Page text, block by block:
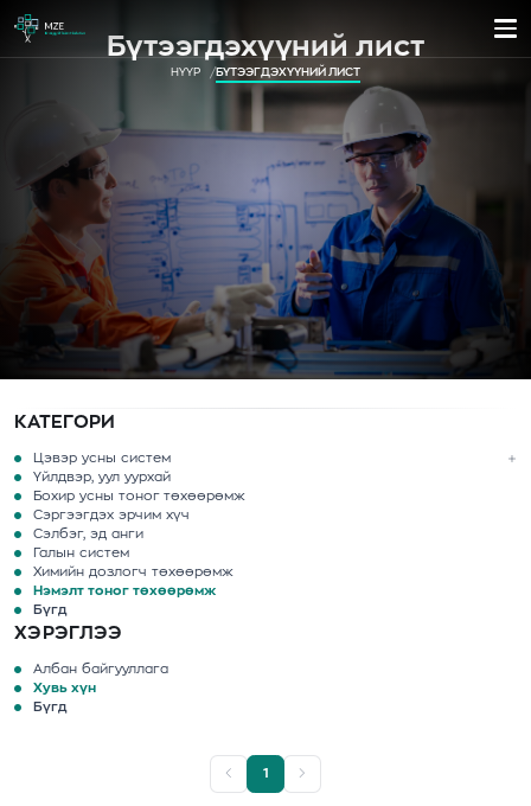
Бүтээгдэхүүний лист
НҮҮР БҮТЭЭГДЭХҮҮНИЙ ЛИСТ
КАТЕГОРИ
Цэвэр усны систем
Үйлдвэр, уул уурхай
Бохир усны тоног төхөөрөмж
Сэргээгдэх эрчим хүч
Сэлбэг, эд анги
Галын систем
Химийн дозлогч төхөөрөмж
Нэмэлт тоног төхөөрөмж
Бүгд
ХЭРЭГЛЭЭ
Албан байгууллага
Хувь хүн
Бүгд
1